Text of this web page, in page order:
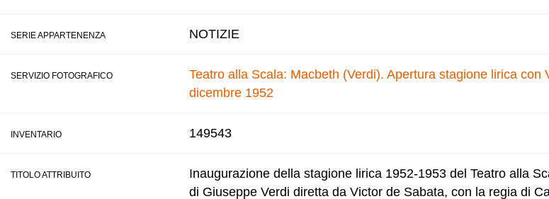
SERIE APPARTENENZA NOTIZIE
SERVIZIO FOTOGRAFICO
Teatro alla Scala: Macbeth (Verdi). Apertura stagione lirica con
dicembre 1952
INVENTARIO 149543
TITOLO ATTRIBUITO
Inaugurazione della stagione lirica 1952-1953 del Teatro alla
di Giuseppe Verdi diretta da Victor de Sabata, con la regia di